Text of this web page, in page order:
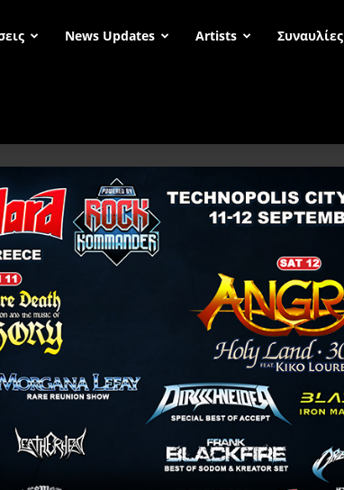
News Updates Artists Συναυλίες